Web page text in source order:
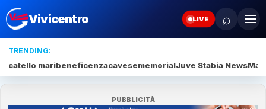
Vivicentro LIVE ⌕
TRENDING:
catello maribeneficenzacavesememorialJuve Stabia News
PUBBLICITÀ